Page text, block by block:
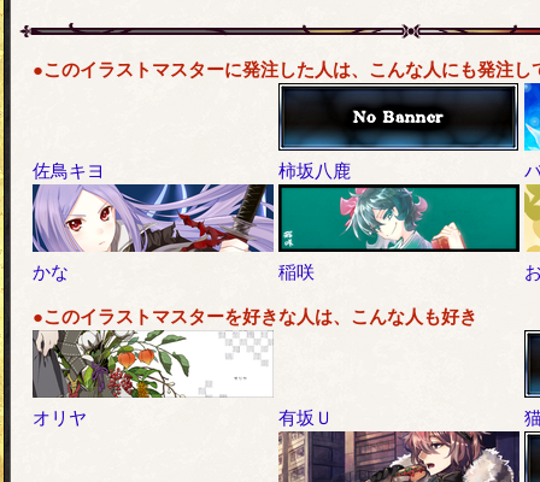
●このイラストマスターに発注した人は、こんな人にも発注し
佐鳥キヨ 柿坂八鹿
かな 稲咲
●このイラストマスターを好きな人は、こんな人も好き
オリヤ 有坂Ｕ